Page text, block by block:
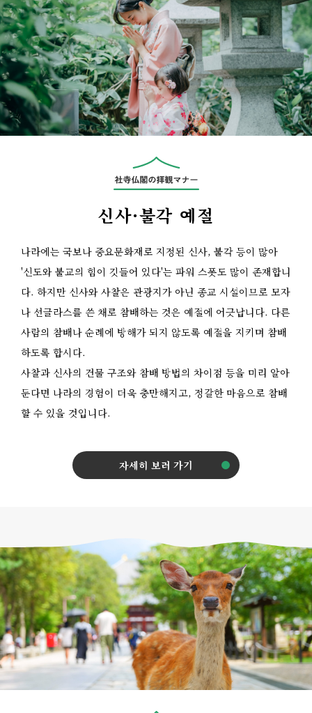
신사·불각 예절
나라에는 국보나 중요문화재로 지정된 신사, 불각 등이 많아
'신도와 불교의 힘이 깃들어 있다'는 파워 스폿도 많이 존재합니
다. 하지만 신사와 사찰은 관광지가 아닌 종교 시설이므로 모자
나 선글라스를 쓴 채로 참배하는 것은 예절에 어긋납니다. 다른
사람의 참배나 순례에 방해가 되지 않도록 예절을 지키며 참배
하도록 합시다.
사찰과 신사의 건물 구조와 참배 방법의 차이점 등을 미리 알아
둔다면 나라의 경험이 더욱 충만해지고, 정갈한 마음으로 참배
할 수 있을 것입니다.
자세히 보러 가기